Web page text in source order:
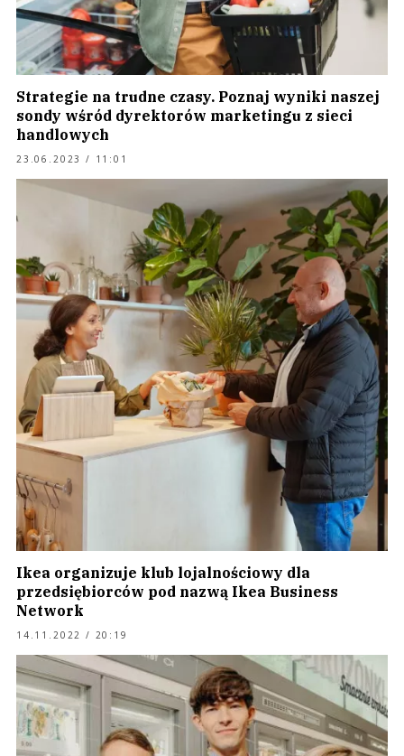
Strategie na trudne czasy. Poznaj wyniki naszej
sondy wśród dyrektorów marketingu z sieci
handlowych
23.06.2023 / 11:01
Ikea organizuje klub lojalnościowy dla
przedsiębiorców pod nazwą Ikea Business
Network
14.11.2022 / 20:19